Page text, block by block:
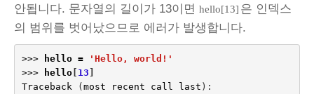
안됩니다. 문자열의 길이가 13이면 hello[13] 은 인덱스
의 범위를 벗어났으므로 에러가 발생합니다.
>>> hello =
'Hello, world!'
>>>
hello[ 13
Traceback
( most recent call last ):